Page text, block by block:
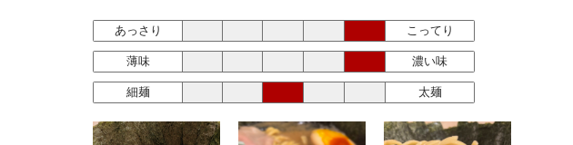
あっさり こってり
薄味 濃い味
細麺 太麺